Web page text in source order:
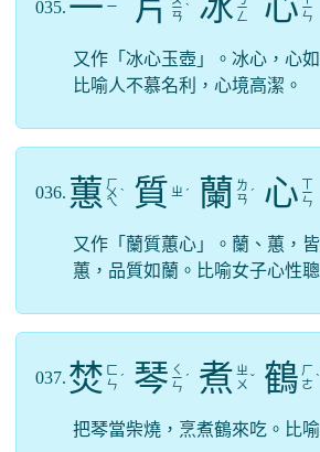
035. 一 ㄧ 片 ㄧ
ㄢ
ˋ 冰 ㄧ
ㄥ 心 ㄧ
ㄣ
又作「冰心玉壺」。冰心，心
比喻人不慕名利，心境高潔。
036. 蕙 ㄏ
ㄨ
ㄟ
ˋ 質 ㄓ ˊ 蘭 ㄌ
ㄢ ˊ 心 ㄧ
ㄣ
又作「蘭質蕙心」。蘭、蕙，
蕙，品質如蘭。比喻女子心性
037. 焚 ㄈ
ㄣ ˊ 琴 ㄑ
ㄧ
ㄣ
ˊ 煮 ㄓ
ㄨ ˇ 鶴 ㄏ
ㄜ ˋ
把琴當柴燒，烹煮鶴來吃。比